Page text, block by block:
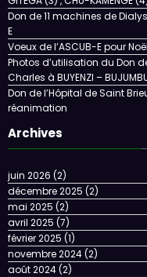
Don de 11 machines de
E
Voeux de l’ASCUB-E pour
Photos d’utilisation du Don
Charles à BUYENZI –
Don de l’Hôpital de Saint
réanimation
Archives
juin 2026 (2)
décembre 2025 (2)
mai 2025 (2)
avril 2025 (7)
février 2025 (1)
novembre 2024(2)
août 2024(2)